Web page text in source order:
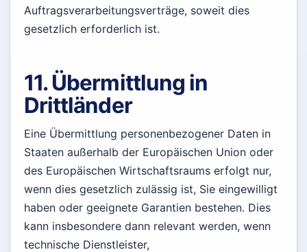
Auftragsverarbeitungsverträge, soweit dies
gesetzlich erforderlich ist.
11. Übermittlung in
Drittländer
Eine Übermittlung personenbezogener Daten in
Staaten außerhalb der Europäischen Union oder
des Europäischen Wirtschaftsraums erfolgt nur,
wenn dies gesetzlich zulässig ist, Sie eingewilligt
haben oder geeignete Garantien bestehen. Dies
kann insbesondere dann relevant werden, wenn
technische Dienstleister,